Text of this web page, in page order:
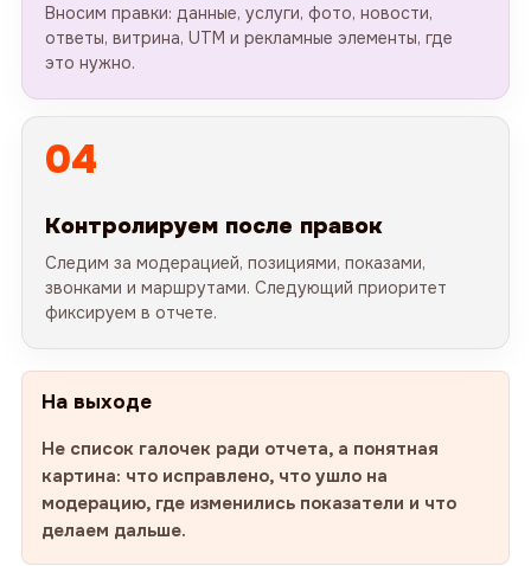
Вносим правки: данные, услуги, фото, новости,
ответы, витрина, UTM и рекламные элементы, где
это нужно.
04
Контролируем после правок
Следим за модерацией, позициями, показами,
звонками и маршрутами. Следующий приоритет
фиксируем в отчете.
На выходе
Не список галочек ради отчета, а понятная
картина: что исправлено, что ушло на
модерацию, где изменились показатели и что
делаем дальше.